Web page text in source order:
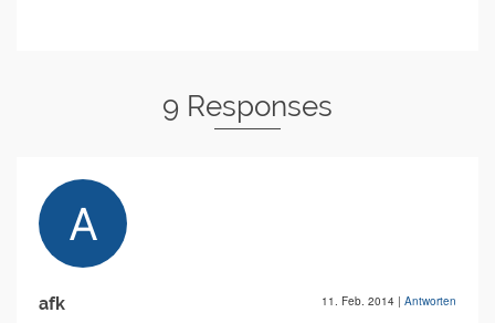
9 Responses
afk 11. Feb. 2014 | Antworten